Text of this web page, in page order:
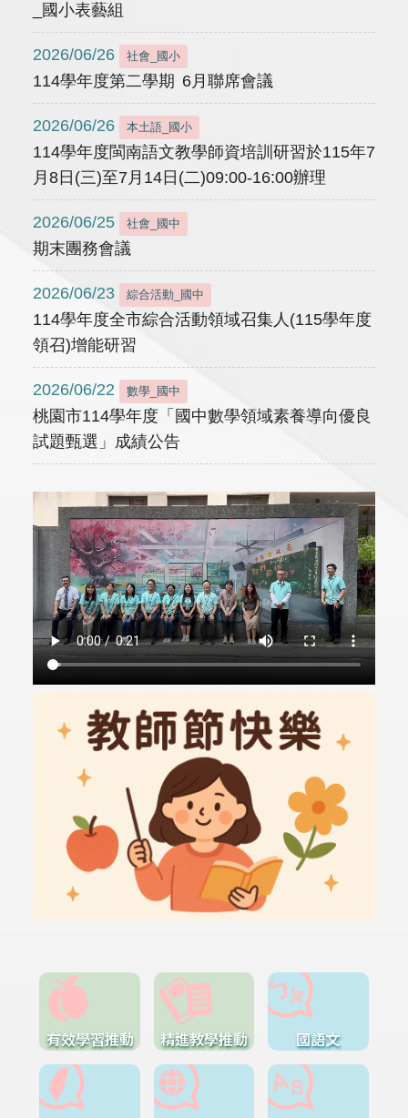
_國小表藝組
2026/06/26 社會_國小
114學年度第二學期 6月聯席會議
2026/06/26 本土語_國小
114學年度閩南語文教學師資培訓研習於115年7
月8日(三)至7月14日(二)09:00-16:00辦理
2026/06/25 社會_國中
期末團務會議
2026/06/23 綜合活動_國中
114學年度全市綜合活動領域召集人(115學年度
領召)增能研習
2026/06/22 數學_國中
桃園市114學年度「國中數學領域素養導向優良
試題甄選」成績公告
有效學習推動 精進教學推動 國語文